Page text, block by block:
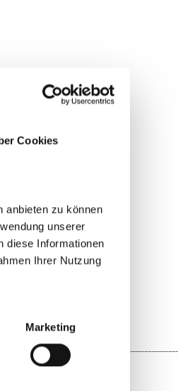
Cookies
anbieten zu können
unserer
diese Informationen
Ihrer Nutzung
Marketing
NO